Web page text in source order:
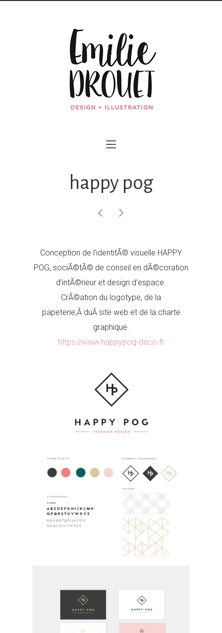
happy pog
Conception de l’identitÃ© visuelle HAPPY
POG, sociÃ©tÃ© de conseil en dÃ©coration
d’intÃ©rieur et design d’espace.
CrÃ©ation du logotype, de la
papeterie,Â duÂ site web et de la charte
graphique.
https://www.happypog-deco.fr